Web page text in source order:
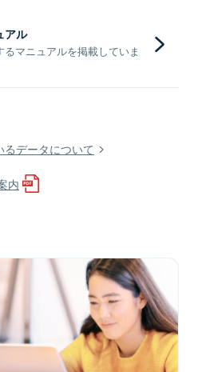
アル
マニュアルを掲載していま
データについて
内